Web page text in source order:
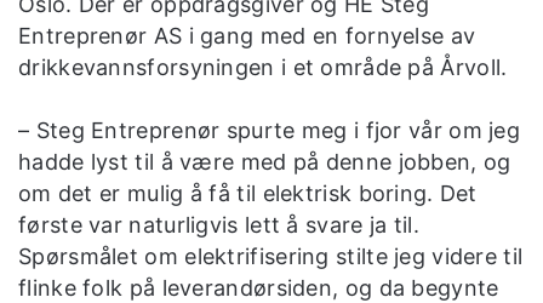
Entreprenør AS i gang med en fornyelse av
drikkevannsforsyningen i et område på Årvoll.
– Steg Entreprenør spurte meg i fjor vår om jeg
hadde lyst til å være med på denne jobben, og
om det er mulig å få til elektrisk boring. Det
første var naturligvis lett å svare ja til.
Spørsmålet om elektrifisering stilte jeg videre til
flinke folk på leverandørsiden, og da begynte